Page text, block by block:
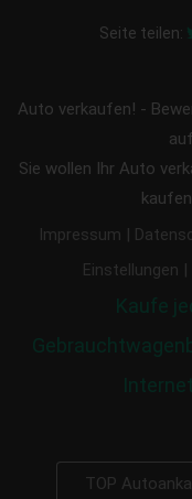
Seite teilen:
Auto verkaufen! -
auf
Sie wollen Ihr Auto
Impressum |
Einstellungen |
Kaufe
TOP